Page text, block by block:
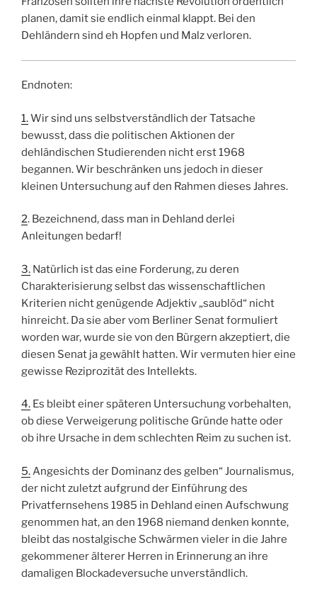
planen, damit sie endlich einmal klappt. Bei den
Dehländern sind eh Hopfen und Malz verloren.
Endnoten:
1.Wir sind uns selbstverständlich der Tatsache
bewusst, dass die politischen Aktionen der
dehländischen Studierenden nicht erst 1968
begannen. Wir beschränken uns jedoch in dieser
kleinen Untersuchung auf den Rahmen dieses Jahres.
2. Bezeichnend, dass man in Dehland derlei
Anleitungen bedarf!
3. Natürlich ist das eine Forderung, zu deren
Charakterisierung selbst das wissenschaftlichen
Kriterien nicht genügende Adjektiv „saublöd“ nicht
hinreicht. Da sie aber vom Berliner Senat formuliert
worden war, wurde sie von den Bürgern akzeptiert, die
diesen Senat ja gewählt hatten. Wir vermuten hier eine
gewisse Reziprozität des Intellekts.
4. Es bleibt einer späteren Untersuchung vorbehalten,
ob diese Verweigerung politische Gründe hatte oder
ob ihre Ursache in dem schlechten Reim zu suchen ist.
5.Angesichts der Dominanz des gelben“ Journalismus,
der nicht zuletzt aufgrund der Einführung des
Privatfernsehens 1985 in Dehland einen Aufschwung
genommen hat, an den 1968 niemand denken konnte,
bleibt das nostalgische Schwärmen vieler in die Jahre
gekommener älterer Herren in Erinnerung an ihre
damaligen Blockadeversuche unverständlich.